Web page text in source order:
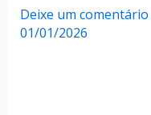
Deixe um comentário
01/01/2026